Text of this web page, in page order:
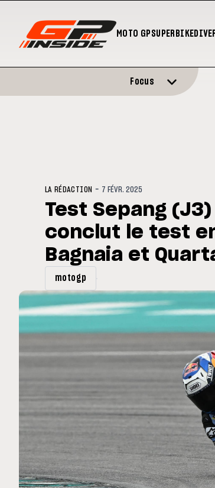
MOTO GPSUPERBIKE
club spécial dans
Grande-Bretagne
Focus
LA RÉDACTION - 7 FÉVR. 2025
Test Sepang
conclut le test
Bagnaia et
motogp